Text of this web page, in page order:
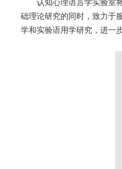
认知心理语言学实验室
础理论研究的同时，致力于
学和实验语用学研究，进一